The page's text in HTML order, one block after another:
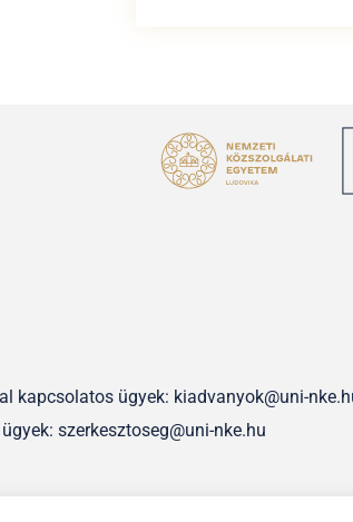
kapcsolatos ügyek: kiadvanyok@uni-
szerkesztoseg@uni-nke.hu